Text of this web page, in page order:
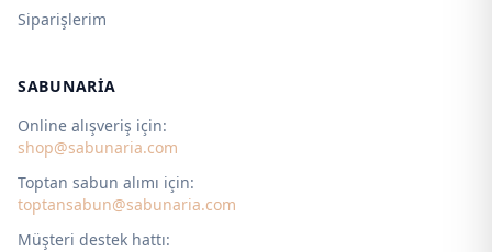
Siparişlerim
SABUNARIA
Online alışveriş için:
shop@sabunaria.com
Toptan sabun alımı için:
toptansabun@sabunaria.com
Müşteri destek hattı: